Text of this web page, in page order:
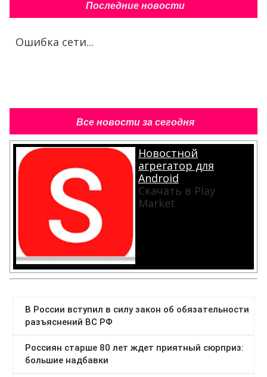
Последние новости
Ошибка сети...
Все новости за сегодня
Новостной
агрегатор для
Android
Скачать в Play
Market